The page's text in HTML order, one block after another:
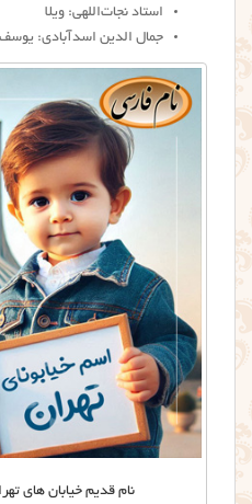
استاد نجات‌اللهی: ویلا
جمال الدین اسدآبادی: یوسف
نام قدیم خیابان های